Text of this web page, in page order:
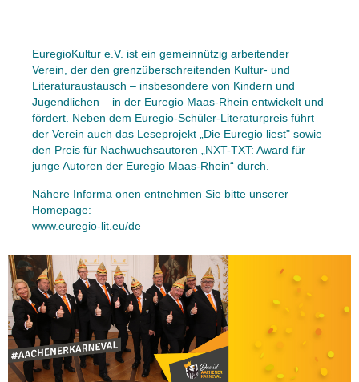
EuregioKultur e.V. ist ein gemeinnützig arbeitender
Verein, der den grenzüberschreitenden Kultur- und
Literaturaustausch – insbesondere von Kindern und
Jugendlichen – in der Euregio Maas-Rhein entwickelt und
fördert. Neben dem Euregio-Schüler-Literaturpreis führt
der Verein auch das Leseprojekt „Die Euregio liest" sowie
den Preis für Nachwuchsautoren „NXT-TXT: Award für
junge Autoren der Euregio Maas-Rhein“ durch.
Nähere Informa onen entnehmen Sie bitte unserer
Homepage:
www.euregio-lit.eu/de